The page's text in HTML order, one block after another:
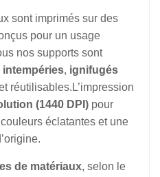
sont imprimés sur des
pour un usage
nos supports sont
intempéries, ignifugés
réutilisables.L’impression
(1440 DPI) pour
éclatantes et une
de matériaux, selon le